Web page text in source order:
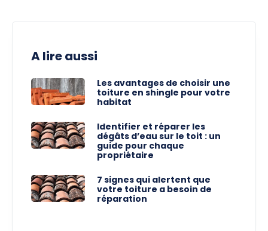
A lire aussi
Les avantages de choisir une
toiture en shingle pour votre
habitat
Identifier et réparer les
dégâts d’eau sur le toit : un
guide pour chaque
propriétaire
7 signes qui alertent que
votre toiture a besoin de
réparation